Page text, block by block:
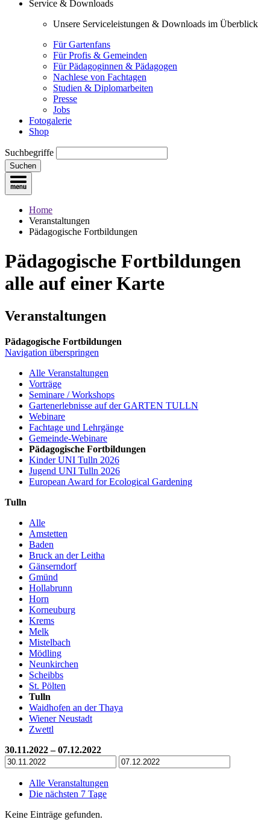
Service & Downloads
Unsere Serviceleistungen & Downloads im Überblick
Für Gartenfans
Für Profis & Gemeinden
Für Pädagoginnen & Pädagogen
Nachlese von Fachtagen
Studien & Diplomarbeiten
Presse
Jobs
Fotogalerie
Shop
Suchbegriffe
Suchen
Home
Veranstaltungen
Pädagogische Fortbildungen
Pädagogische Fortbildungen
alle auf einer Karte
Veranstaltungen
Pädagogische Fortbildungen
Navigation überspringen
Alle Veranstaltungen
Vorträge
Seminare / Workshops
Gartenerlebnisse auf der GARTEN TULLN
Webinare
Fachtage und Lehrgänge
Gemeinde-Webinare
Pädagogische Fortbildungen
Kinder UNI Tulln 2026
Jugend UNI Tulln 2026
European Award for Ecological Gardening
Tulln
Alle
Amstetten
Baden
Bruck an der Leitha
Gänserndorf
Gmünd
Hollabrunn
Horn
Korneuburg
Krems
Melk
Mistelbach
Mödling
Neunkirchen
Scheibbs
St. Pölten
Tulln
Waidhofen an der Thaya
Wiener Neustadt
Zwettl
30.11.2022 – 07.12.2022
Alle Veranstaltungen
Die nächsten 7 Tage
Keine Einträge gefunden.